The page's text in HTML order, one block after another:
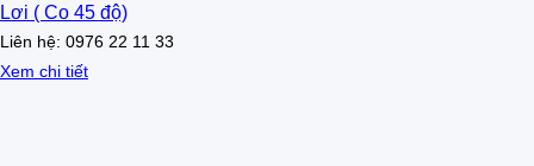
Lơi ( Co 45 độ)
Liên hệ: 0976 22 11 33
Xem chi tiết